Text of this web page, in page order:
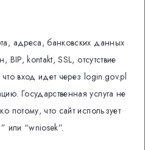
адреса, банковских данных
kontakt, SSL, отсутствие
вход идет через login.gov.pl
Государственная услуга не
потому, что сайт использует
или “wniosek”.